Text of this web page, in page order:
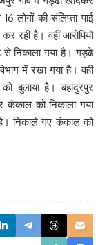
लोगों की संलिप्ता पाई
रही है। वहीं आरोपियों
निकाला गया है। गड्ढे
में रखा गया है। वही
बुलाया है। बहादुरपुर
कंकाल को निकाला गया
निकाले गए कंकाल को